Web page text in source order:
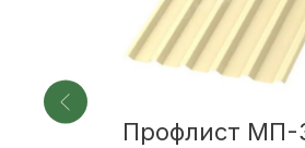
Профлист МП-